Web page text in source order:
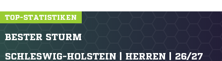
TOP-STATISTIKEN
BESTER STURM
SCHLESWIG-HOLSTEIN | HERREN | 26/27